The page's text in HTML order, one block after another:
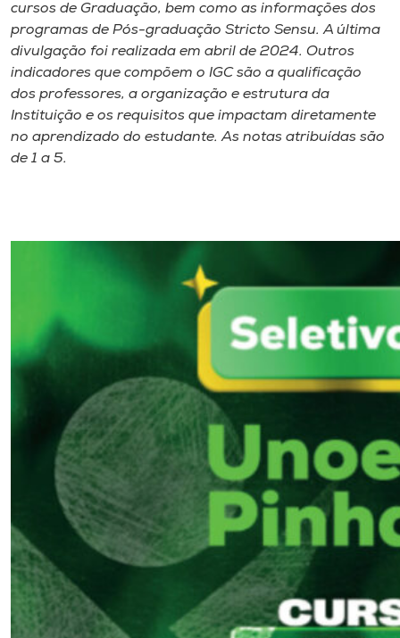
cursos de Graduação, bem como as informações dos
programas de Pós-graduação Stricto Sensu. A última
divulgação foi realizada em abril de 2024. Outros
indicadores que compõem o IGC são a qualificação
dos professores, a organização e estrutura da
Instituição e os requisitos que impactam diretamente
no aprendizado do estudante. As notas atribuídas são
de 1 a 5.